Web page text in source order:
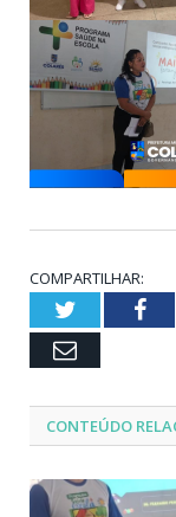
COMPARTILHAR:
Twitter
Email
CONTEÚDO